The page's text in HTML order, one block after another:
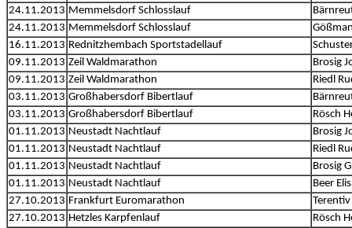
24.11.2013 Memmelsdorf Schlosslauf
24.11.2013 Memmelsdorf Schlosslauf
16.11.2013 Rednitzhembach Sportstadellauf
09.11.2013 Zeil Waldmarathon
Brosig
09.11.2013 Zeil Waldmarathon
Riedl
03.11.2013 Großhabersdorf Bibertlauf
03.11.2013 Großhabersdorf Bibertlauf
Rösch
01.11.2013 Neustadt Nachtlauf
Brosig
01.11.2013 Neustadt Nachtlauf
Riedl
01.11.2013 Neustadt Nachtlauf
Brosig
01.11.2013 Neustadt Nachtlauf
Beer
27.10.2013 Frankfurt Euromarathon
27.10.2013 Hetzles Karpfenlauf
Rösch